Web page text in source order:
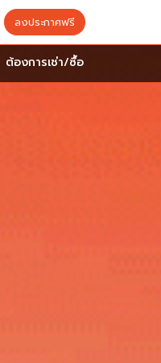
ลงประกาศฟรี
ต้องการเช่า/ซื้อ